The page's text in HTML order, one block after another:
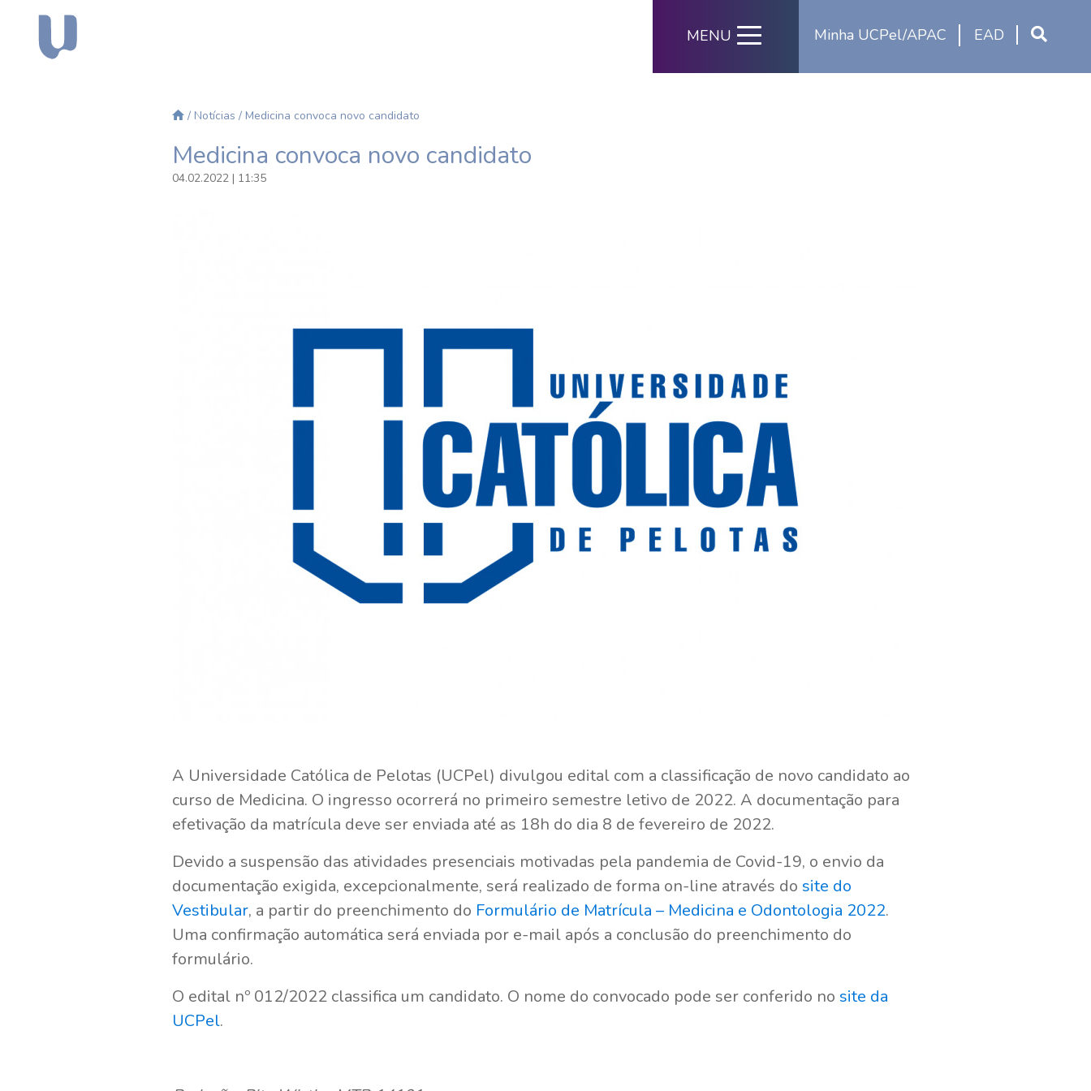
Minha UCPel/APAC EAD
MENU
/ Notícias / Medicina convoca novo candidato
Medicina convoca novo candidato
04.02.2022 | 11:35
A Universidade Católica de Pelotas (UCPel) divulgou edital com a classificação de novo candidato ao
curso de Medicina. O ingresso ocorrerá no primeiro semestre letivo de 2022. A documentação para
efetivação da matrícula deve ser enviada até as 18h do dia 8 de fevereiro de 2022.
Devido a suspensão das atividades presenciais motivadas pela pandemia de Covid-19, o envio da
documentação exigida, excepcionalmente, será realizado de forma on-line através do site do
Vestibular, a partir do preenchimento do Formulário de Matrícula – Medicina e Odontologia 2022.
Uma confirmação automática será enviada por e-mail após a conclusão do preenchimento do
formulário.
O edital nº 012/2022 classifica um candidato. O nome do convocado pode ser conferido no site da
UCPel.